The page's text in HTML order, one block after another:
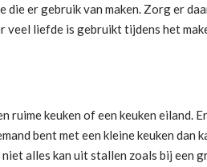
er gebruik van maken. Zorg er
veel liefde is gebruikt tijdens het
ruime keuken of een keuken eiland.
bent met een kleine keuken
alles kan uit stallen zoals bij een